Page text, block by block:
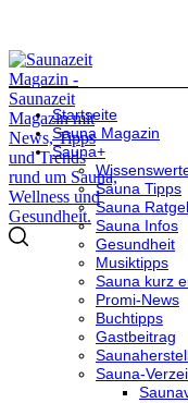
Startseite
Sauna Magazin
Sauna+
Sauna Tipps
Sauna
Sauna Infos
Gesundheit
Musiktipps
Sauna kurz
Promi-News
Buchtipps
Gastbeitrag
Sauna-